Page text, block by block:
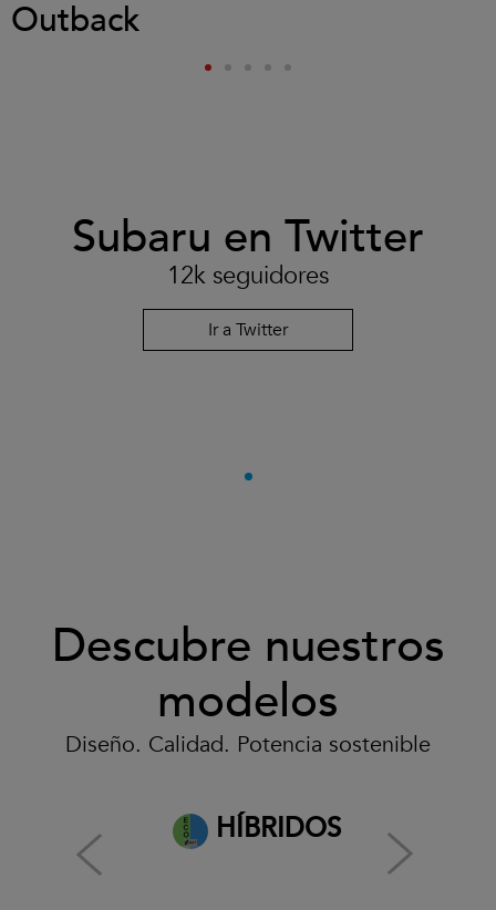
Outback
Subaru en Twitter
12k seguidores
Ir a Twitter
Descubre nuestros
modelos
Diseño. Calidad. Potencia sostenible
HÍBRIDOS